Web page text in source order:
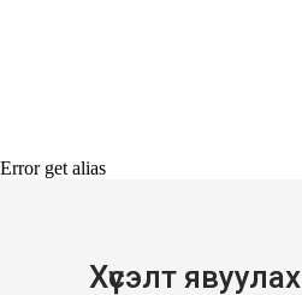
Error get alias
Хүсэлт явуулах